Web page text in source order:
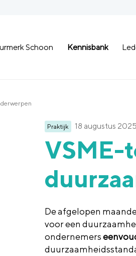
Schoon Kennisbank
Praktijk 18 augustus 2025
VSME-
De afgelopen
voor een
ondernemers